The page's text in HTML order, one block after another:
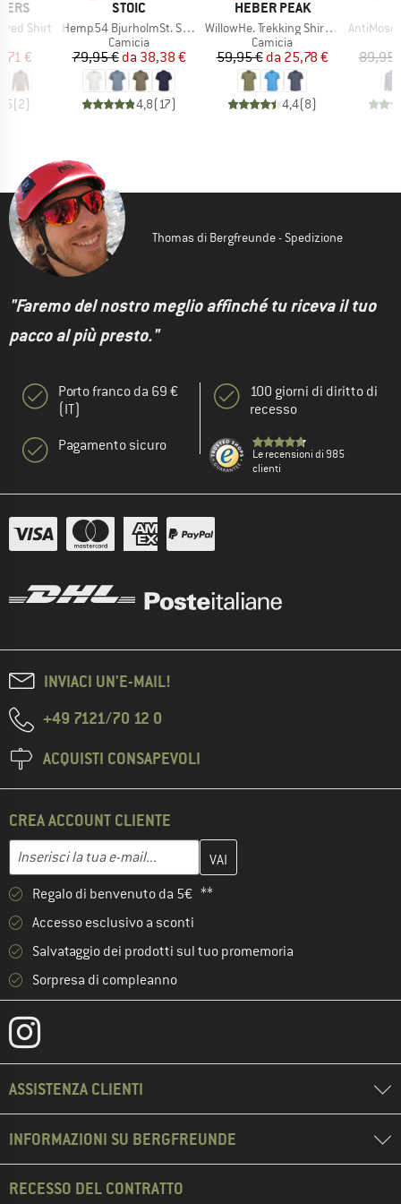
Shirt
ridotto
€
(2)
MARCHIO
STOIC
Articolo
Hemp54 BjurholmSt. S/S Shirt
Gruppo di prodotti
Camicia
Prezzo
79,95 € Prezzo ridotto
da 38,38 €
4,8(17)
MARCHIO
HEBER PEAK
Articolo
WillowHe. Trekking Shirt S/S
Gruppo di prodotti
Camicia
Prezzo
59,95 € Prezzo ridotto
da 25,78 €
4,4(8)
Articolo
AntiMosquito
89,95
Thomas di Bergfreunde - Spedizione
"Faremo del nostro meglio affinché tu riceva il tuo
pacco al più presto."
Porto franco da 69 €
(IT)
Pagamento sicuro
100 giorni di diritto di
recesso
Le recensioni di 985
clienti
INVIACI UN'E-MAIL!
+49 7121/70 12 0
ACQUISTI CONSAPEVOLI
CREA ACCOUNT CLIENTE
Indirizzo e-mail
Inserisci qui il tuo indirizzo e-mail e crea il tuo account cliente
Regalo di benvenuto da 5€ **
Accesso esclusivo a sconti
Salvataggio dei prodotti sul tuo promemoria
Sorpresa di compleanno
ASSISTENZA CLIENTI
INFORMAZIONI SU BERGFREUNDE
RECESSO DEL CONTRATTO